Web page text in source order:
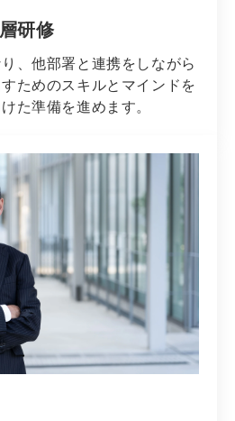
研修
、他部署と連携をしながら
ためのスキルとマインドを
た準備を進めます。